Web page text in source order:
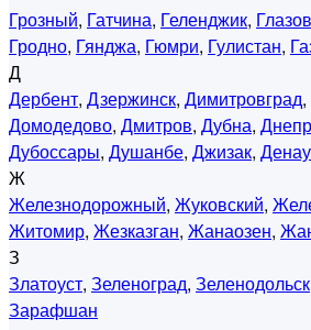
Грозный, Гатчина, Геленджик, Глазов
Гродно, Гянджа, Гюмри, Гулистан,
Д
Дербент, Дзержинск, Димитровград,
Домодедово, Дмитров, Дубна, Днепр
Дубоссары, Душанбе, Джизак, Денау
Ж
Железнодорожный, Жуковский,
Житомир, Жезказган, Жанаозен,
З
Златоуст, Зеленоград, Зеленодольск
Зарафшан